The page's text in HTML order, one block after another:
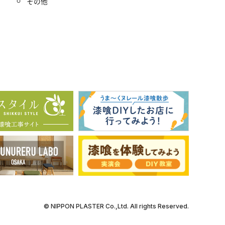
© NIPPON PLASTER Co.,Ltd. All rights Reserved.